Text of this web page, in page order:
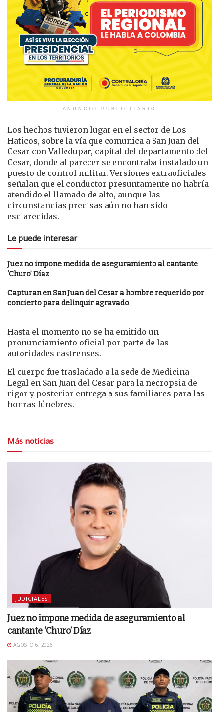
ANUNCIO PUBLICITARIO
Los hechos tuvieron lugar en el sector de Los
Haticos, sobre la vía que comunica a San Juan del
Cesar conValledupar, capital del departamento del
Cesar, donde al parecer se encontraba instalado un
puesto de control militar. Versiones extraoficiales
señalan que el conductor presuntamente no habría
atendido el llamado de alto, aunque las
circunstancias precisas aún no han sido
esclarecidas.
Le puede interesar
Juez no impone medida de aseguramiento al cantante
‘Churo’ Díaz
Capturan en San Juan del Cesar a hombre requerido por
concierto para delinquir agravado
Hasta el momento no se ha emitido un
pronunciamiento oficial por parte de las
autoridades castrenses.
El cuerpo fue trasladado a la sede de Medicina
Legal en San Juan del Cesar para la necropsia de
rigor y posterior entrega a sus familiares para las
honras fúnebres.
Más noticias
JUDICIALES
Juez no impone medida de aseguramiento al
cantante ‘Churo’ Díaz
AGOSTO 6, 2026